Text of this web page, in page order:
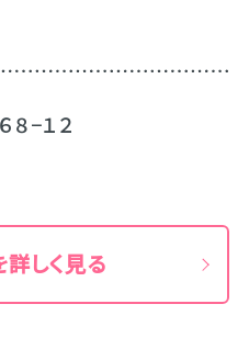
−１２
しく見る